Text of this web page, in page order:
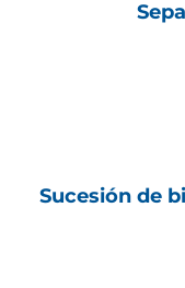
Sucesión de